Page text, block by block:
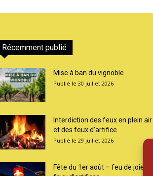
Récemment publié
Mise à ban du vignoble
30 juillet 2026
Interdiction des feux en plein air
et des feux d’artifice
29 juillet 2026
Fête du 1er août – feu de joie et